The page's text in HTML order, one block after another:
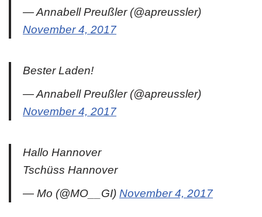
— Annabell Preußler (@apreussler)
November 4, 2017
Bester Laden!
— Annabell Preußler (@apreussler)
November 4, 2017
Hallo Hannover
Tschüss Hannover
— Mo (@MO__GI) November 4, 2017